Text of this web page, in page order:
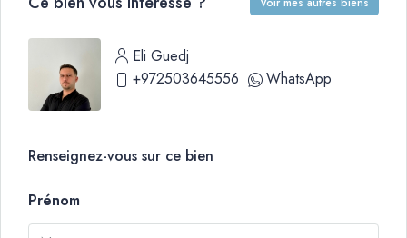
Eli Guedj
+972503645556
WhatsApp
Renseignez-vous sur ce bien
Prénom